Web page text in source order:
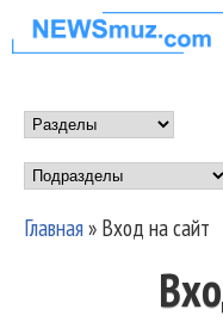
НОВОСТИ
МУЗЫКИ И
ШОУ
Main
Вы здесь
Главная» Вход на сайт